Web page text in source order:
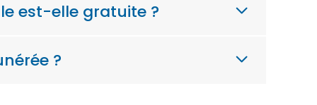
est-elle gratuite ?
?